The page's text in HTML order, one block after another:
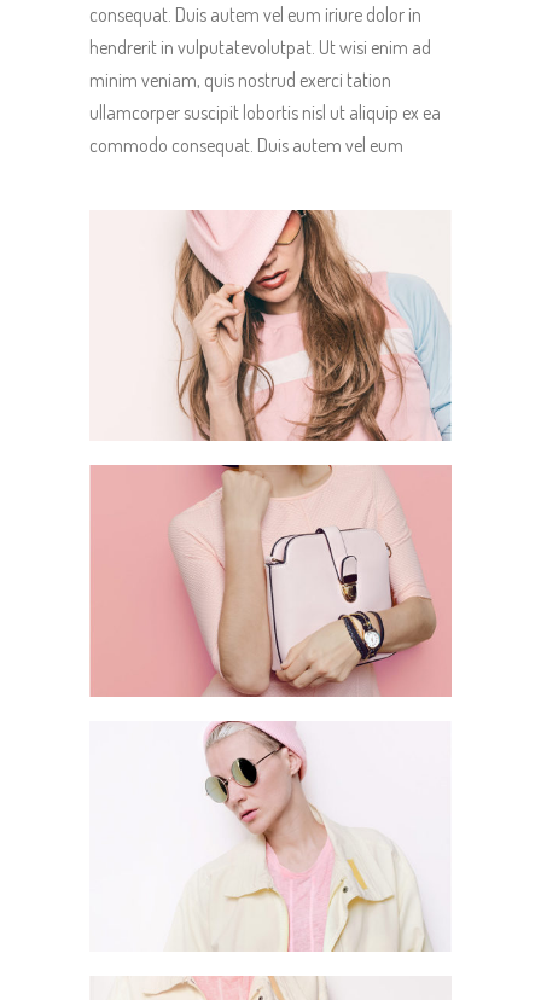
consequat. Duis autem vel eum iriure dolor in
hendrerit in vulputatevolutpat. Ut wisi enim ad
minim veniam, quis nostrud exerci tation
ullamcorper suscipit lobortis nisl ut aliquip ex ea
commodo consequat. Duis autem vel eum